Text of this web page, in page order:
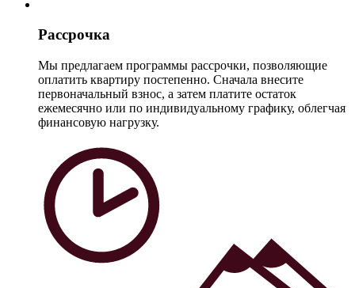
Рассрочка
Мы предлагаем программы рассрочки, позволяющие
оплатить квартиру постепенно. Сначала внесите
первоначальный взнос, а затем платите остаток
ежемесячно или по индивидуальному графику, облегчая
финансовую нагрузку.